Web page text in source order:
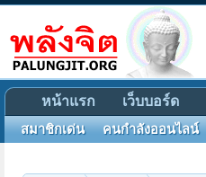
หน้าแรก เว็บบอร์ด
สมาชิกเด่น คนกำลังออนไลน์